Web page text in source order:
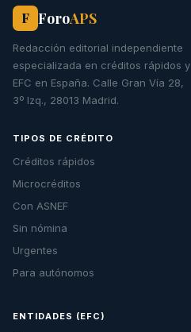
F ForoAPS
Redacción editorial independiente
especializada en créditos rápidos y
EFC en España. Calle Gran Vía 28,
3º Izq., 28013 Madrid.
TIPOS DE CRÉDITO
Créditos rápidos
Microcréditos
Con ASNEF
Sin nómina
Urgentes
Para autónomos
ENTIDADES (EFC)